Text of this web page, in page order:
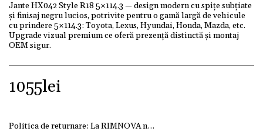
Jante HX042 Style R18 5×114.3 — design modern cu spițe subțiate
şi finisaj negru lucios, potrivite pentru o gamă largă de vehicule
cu prindere 5×114.3: Toyota, Lexus, Hyundai, Honda, Mazda, etc.
Upgrade vizual premium ce oferă prezență distinctă şi montaj
OEM sigur.
1055lei
Politica de returnare: La RIMNOVA ne dorim ca fiecare